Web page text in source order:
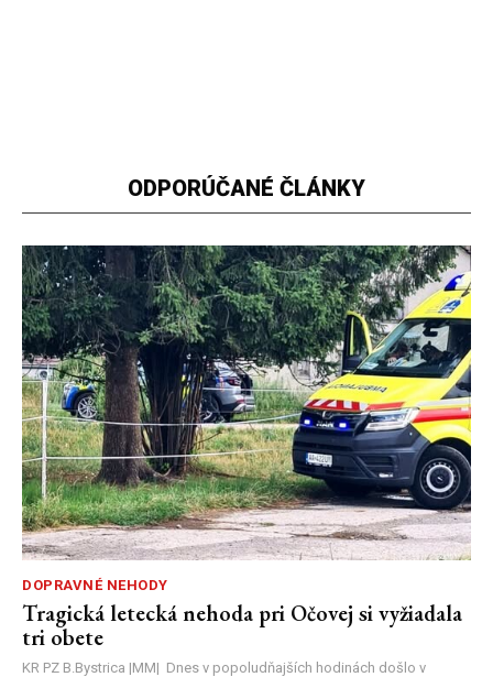
ODPORÚČANÉ ČLÁNKY
DOPRAVNÉ NEHODY
Tragická letecká nehoda pri Očovej si vyžiadala
tri obete
KR PZ B.Bystrica |MM| Dnes v popoludňajších hodinách došlo v